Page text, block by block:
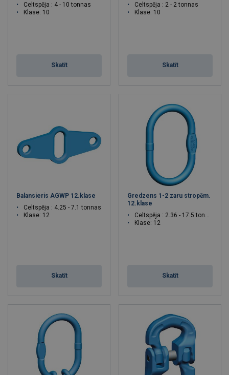
Celtspēja : 4 - 10 tonnas
Klase: 10
Skatīt
Celtspēja : 2 - 2 tonnas
Klase: 10
Skatīt
Balansieris AGWP 12.klase
Celtspēja : 4.25 - 7.1 tonnas
Klase: 12
Skatīt
Gredzens 1-2 zaru stropēm.
12.klase
Celtspēja : 2.36 - 17.5 tonnas
Klase: 12
Skatīt